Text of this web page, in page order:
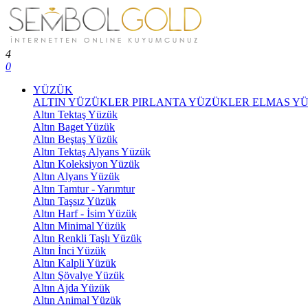
4
0
YÜZÜK
ALTIN YÜZÜKLER PIRLANTA YÜZÜKLER ELMAS
Altın Tektaş Yüzük
Altın Baget Yüzük
Altın Beştaş Yüzük
Altın Tektaş Alyans Yüzük
Altın Koleksiyon Yüzük
Altın Alyans Yüzük
Altın Tamtur - Yarımtur
Altın Taşsız Yüzük
Altın Harf - İsim Yüzük
Altın Minimal Yüzük
Altın Renkli Taşlı Yüzük
Altın İnci Yüzük
Altın Kalpli Yüzük
Altın Şövalye Yüzük
Altın Ajda Yüzük
Altın Animal Yüzük